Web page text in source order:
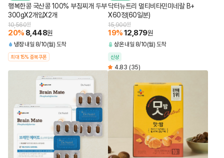
행복한콩 국산콩 100% 부침찌개 두부
300gX2개입X2개
10,560원
20% 8,448원
냉장 내일 8/10(월) 도착
최대 15% 중복쿠폰
닥터뉴트리 멀티비타민미네랄 B+
X60정(60일분)
15,900원
19%12,879원
상온 내일 8/10(월) 도착
신상
4.83 (35)